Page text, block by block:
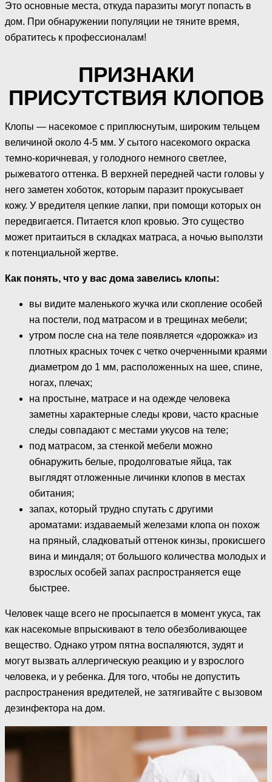
Это основные места, откуда паразиты могут попасть в
дом. При обнаружении популяции не тяните время,
обратитесь к профессионалам!
ПРИЗНАКИ
ПРИСУТСТВИЯ КЛОПОВ
Клопы — насекомое с приплюснутым, широким тельцем
величиной около 4-5 мм. У сытого насекомого окраска
темно-коричневая, у голодного немного светлее,
рыжеватого оттенка. В верхней передней части головы у
него заметен хоботок, которым паразит прокусывает
кожу. У вредителя цепкие лапки, при помощи которых он
передвигается. Питается клоп кровью. Это существо
может притаиться в складках матраса, а ночью выползти
к потенциальной жертве.
Как понять, что у вас дома завелись клопы:
вы видите маленького жучка или скопление особей
на постели, под матрасом и в трещинах мебели;
утром после сна на теле появляется «дорожка» из
плотных красных точек с четко очерченными краями
диаметром до 1 мм, расположенных на шее, спине,
ногах, плечах;
на простыне, матрасе и на одежде человека
заметны характерные следы крови, часто красные
следы совпадают с местами укусов на теле;
под матрасом, за стенкой мебели можно
обнаружить белые, продолговатые яйца, так
выглядят отложенные личинки клопов в местах
обитания;
запах, который трудно спутать с другими
ароматами: издаваемый железами клопа он похож
на пряный, сладковатый оттенок кинзы, прокисшего
вина и миндаля; от большого количества молодых и
взрослых особей запах распространяется еще
быстрее.
Человек чаще всего не просыпается в момент укуса, так
как насекомые впрыскивают в тело обезболивающее
вещество. Однако утром пятна воспаляются, зудят и
могут вызвать аллергическую реакцию и у взрослого
человека, и у ребенка. Для того, чтобы не допустить
распространения вредителей, не затягивайте с вызовом
дезинфектора на дом.